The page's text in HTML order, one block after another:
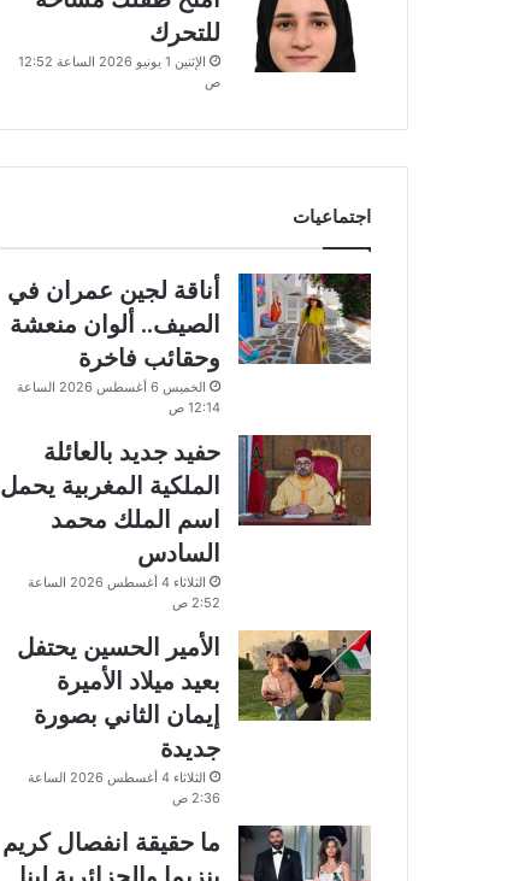
للتحرك
الإثنين 1 يونيو 2026 الساعة 12:52
ص
اجتماعيات
أناقة لجين عمران في
الصيف.. ألوان منعشة
وحقائب فاخرة
الخميس 6 أغسطس 2026 الساعة
12:14 ص
حفيد جديد بالعائلة
الملكية المغربية يحمل
اسم الملك محمد
السادس
الثلاثاء 4 أغسطس 2026 الساعة
2:52 ص
الأمير الحسين يحتفل
بعيد ميلاد الأميرة
إيمان الثاني بصورة
جديدة
الثلاثاء 4 أغسطس 2026 الساعة
2:36 ص
ما حقيقة انفصال كريم